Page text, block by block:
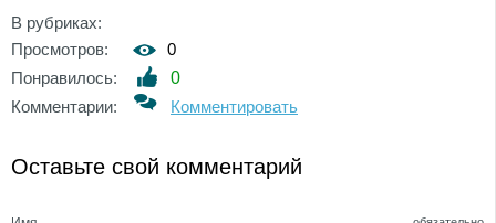
В рубриках:
Просмотров:
0
Понравилось:
0
Комментарии:
Комментировать
Оставьте свой комментарий